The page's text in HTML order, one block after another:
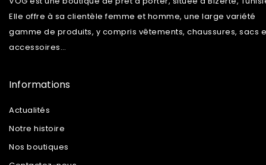
Elle offre à sa clientèle femme et homme, une large variété
gamme de produits, y compris vêtements, chaussures, sacs
accessoires…
Informations
Actualités
Notre histoire
Nos boutiques